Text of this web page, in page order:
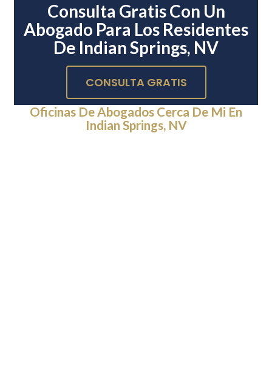
Consulta Gratis Con Un
Abogado Para Los Residentes
De Indian Springs, NV
CONSULTA GRATIS
Oficinas De Abogados Cerca De Mi En
Indian Springs, NV